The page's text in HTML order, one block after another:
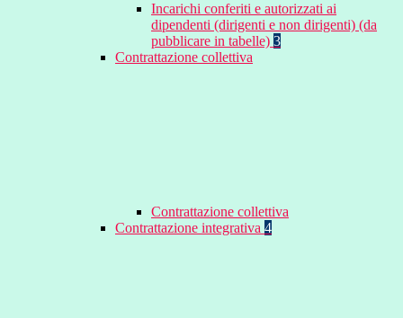
Incarichi conferiti e autorizzati ai
dipendenti (dirigenti e non dirigenti) (da
pubblicare in tabelle) 3
Contrattazione collettiva
Contrattazione collettiva
Contrattazione integrativa 4